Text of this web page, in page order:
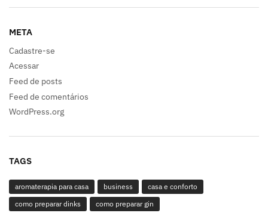
META
Cadastre-se
Acessar
Feed de posts
Feed de comentários
WordPress.org
TAGS
aromaterapia para casa business
casa e conforto
como preparar dinks
como preparar gin